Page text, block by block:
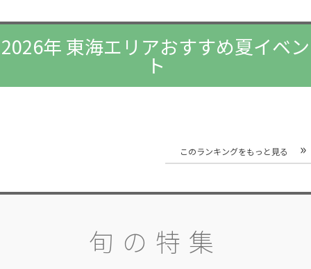
2026年 東海エリアおすすめ夏イベン
ト
このランキングをもっと見る
旬の特集